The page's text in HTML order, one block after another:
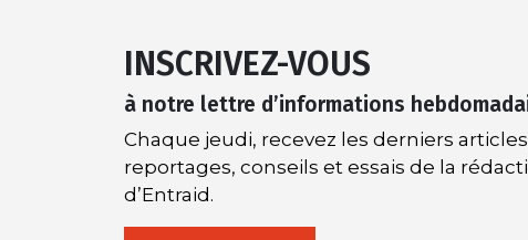
INSCRIVEZ-VOUS
à notre lettre d’informations
Chaque jeudi, recevez les derniers
reportages, conseils et essais de la
d’Entraid.